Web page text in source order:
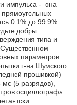
импульса - она
прямоугольных
0.1% до 99.9%.
добры
типа и
параметров
г-на Шумского
прошивкой),
(5 разрядов),
осциллографа